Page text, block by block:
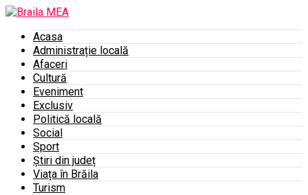
Acasa
Administrație locală
Afaceri
Cultură
Eveniment
Exclusiv
Politică locală
Social
Sport
Știri din județ
Viața în Brăila
Turism